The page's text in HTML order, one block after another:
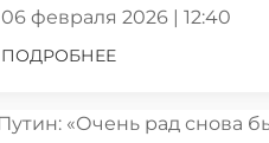
06 февраля 2026 | 12:40
ПОДРОБНЕЕ